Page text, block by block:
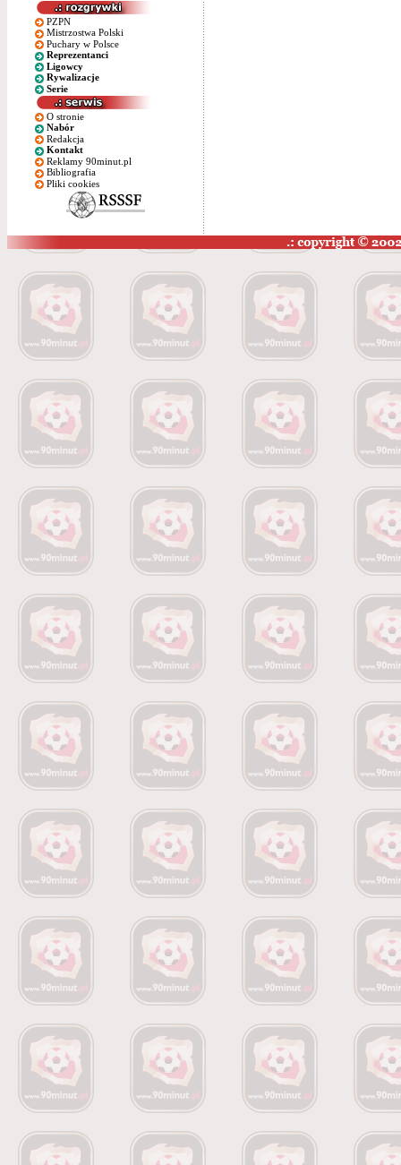
PZPN
Mistrzostwa Polski
Puchary w Polsce
Reprezentanci
Ligowcy
Rywalizacje
Serie
O stronie
Nabór
Redakcja
Kontakt
Reklamy 90minut.pl
Bibliografia
Pliki cookies